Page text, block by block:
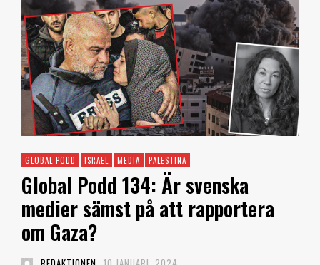
GLOBAL PODD ISRAEL MEDIA PALESTINA
Global Podd 134: Är svenska
medier sämst på att rapportera
om Gaza?